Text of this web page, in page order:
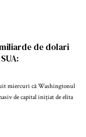
de dolari
miercuri că Washingtonul
de capital inițiat de elita